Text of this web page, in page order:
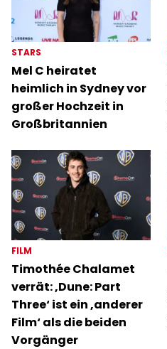
STARS
Mel C heiratet
heimlich in Sydney vor
großer Hochzeit in
Großbritannien
FILM
Timothée Chalamet
verrät: ‚Dune: Part
Three‘ ist ein ‚anderer
Film‘ als die beiden
Vorgänger